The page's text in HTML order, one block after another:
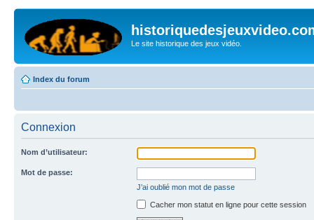
Le site historique des jeux vidéo.
Index du forum
Connexion
Nom d’utilisateur:
Mot de passe:
J’ai oublié mon mot de passe
Cacher mon statut en ligne pour cette session